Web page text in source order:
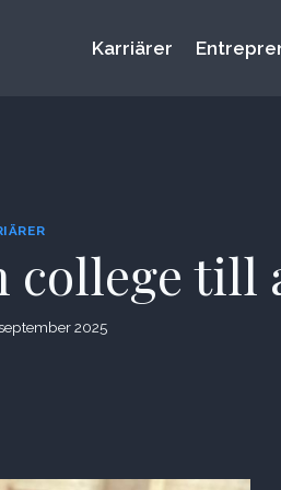
Karriärer
college till
2025